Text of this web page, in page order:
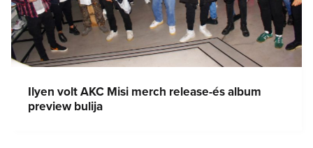
Ilyen volt AKC Misi merch release-és album
preview bulija